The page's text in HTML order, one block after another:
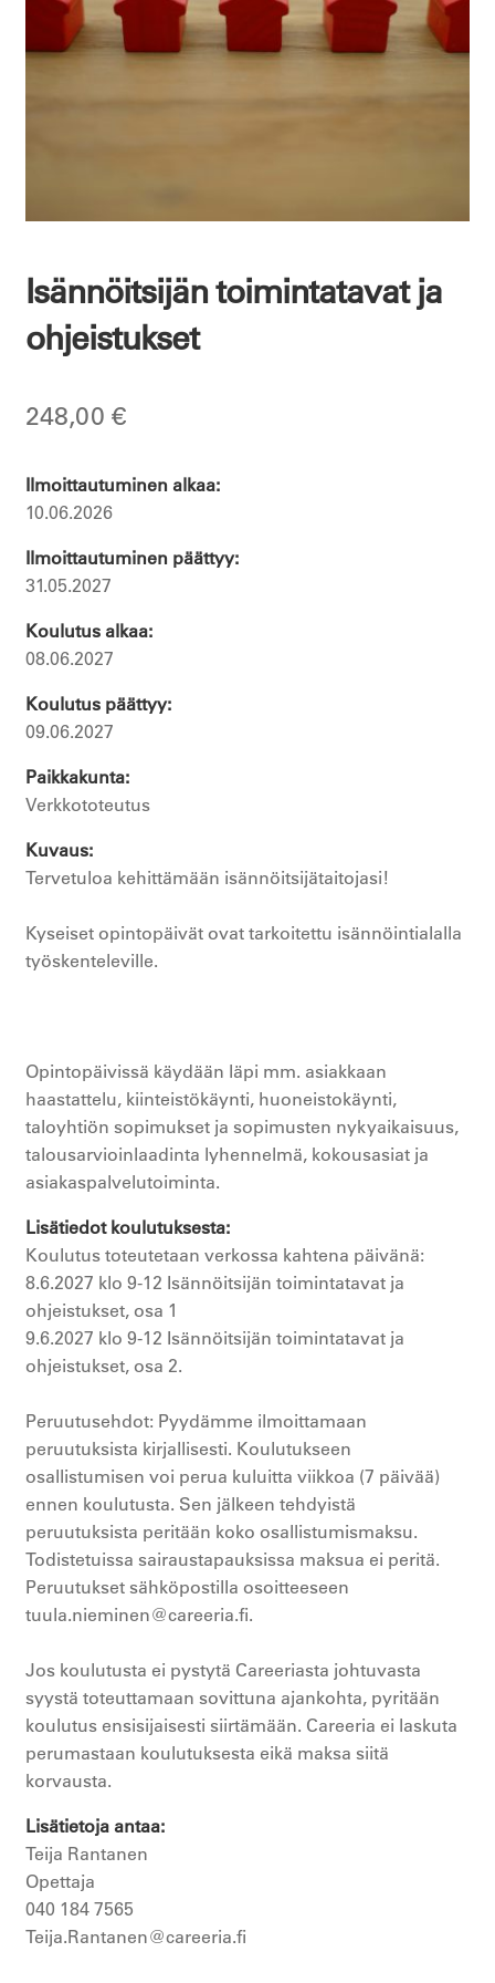
Isännöitsijän toimintatavat ja
ohjeistukset
248,00 €
Ilmoittautuminen alkaa
10.06.2026
Ilmoittautuminen päättyy
31.05.2027
Koulutus alkaa
08.06.2027
Koulutus päättyy
09.06.2027
Paikkakunta
Verkkototeutus
Kuvaus
Tervetuloa kehittämään isännöitsijätaitojasi!
Kyseiset opintopäivät ovat tarkoitettu isännöintialalla
työskenteleville.
Opintopäivissä käydään läpi mm. asiakkaan
haastattelu, kiinteistökäynti, huoneistokäynti,
taloyhtiön sopimukset ja sopimusten nykyaikaisuus,
talousarvioinlaadinta lyhennelmä, kokousasiat ja
asiakaspalvelutoiminta.
Lisätiedot koulutuksesta
Koulutus toteutetaan verkossa kahtena päivänä:
8.6.2027 klo 9-12 Isännöitsijän toimintatavat ja
ohjeistukset, osa 1
9.6.2027 klo 9-12 Isännöitsijän toimintatavat ja
ohjeistukset, osa 2.
Peruutusehdot: Pyydämme ilmoittamaan
peruutuksista kirjallisesti. Koulutukseen
osallistumisen voi perua kuluitta viikkoa (7 päivää)
ennen koulutusta. Sen jälkeen tehdyistä
peruutuksista peritään koko osallistumismaksu.
Todistetuissa sairaustapauksissa maksua ei peritä.
Peruutukset sähköpostilla osoitteeseen
tuula.nieminen@careeria.fi.
Jos koulutusta ei pystytä Careeriasta johtuvasta
syystä toteuttamaan sovittuna ajankohta, pyritään
koulutus ensisijaisesti siirtämään. Careeria ei laskuta
perumastaan koulutuksesta eikä maksa siitä
korvausta.
Lisätietoja antaa
Teija Rantanen
Opettaja
040 184 7565
Teija.Rantanen@careeria.fi